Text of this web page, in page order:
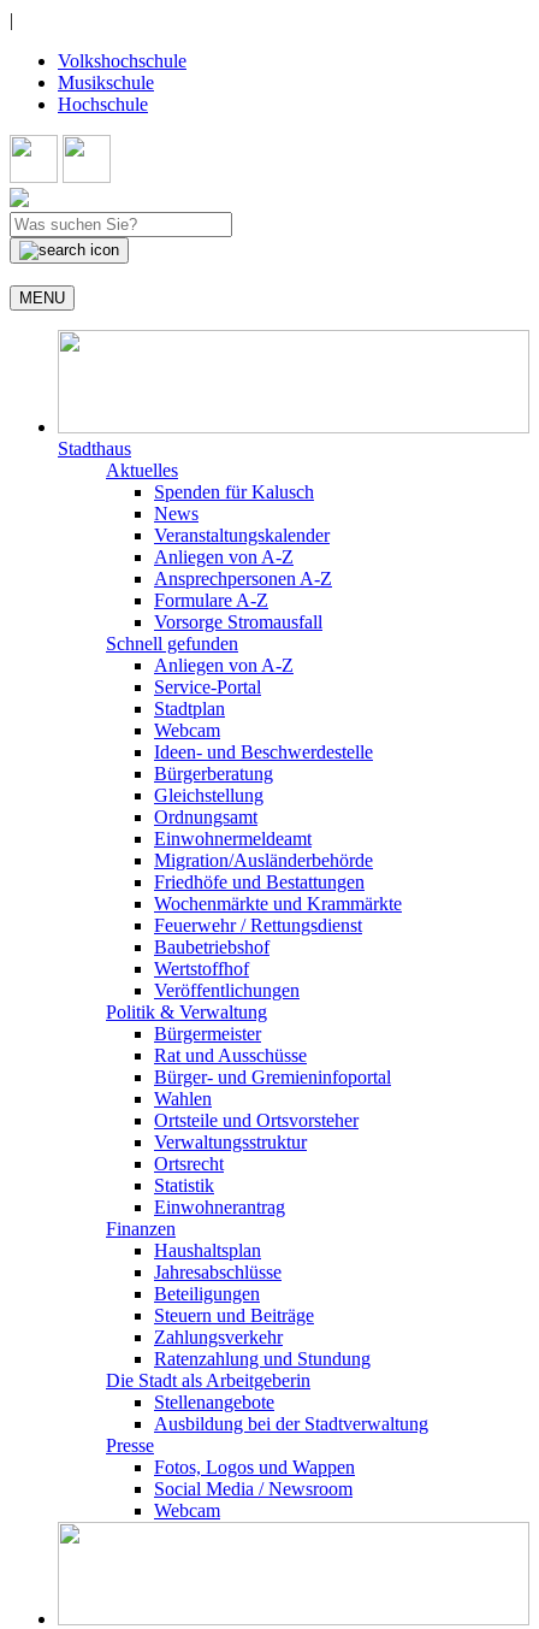
|
Volkshochschule
Musikschule
Hochschule
MENU
Stadthaus
Aktuelles
Spenden für Kalusch
News
Veranstaltungskalender
Anliegen von A-Z
Ansprechpersonen A-Z
Formulare A-Z
Vorsorge Stromausfall
Schnell gefunden
Anliegen von A-Z
Service-Portal
Stadtplan
Webcam
Ideen- und Beschwerdestelle
Bürgerberatung
Gleichstellung
Ordnungsamt
Einwohnermeldeamt
Migration/Ausländerbehörde
Friedhöfe und Bestattungen
Wochenmärkte und Krammärkte
Feuerwehr / Rettungsdienst
Baubetriebshof
Wertstoffhof
Veröffentlichungen
Politik & Verwaltung
Bürgermeister
Rat und Ausschüsse
Bürger- und Gremieninfoportal
Wahlen
Ortsteile und Ortsvorsteher
Verwaltungsstruktur
Ortsrecht
Statistik
Einwohnerantrag
Finanzen
Haushaltsplan
Jahresabschlüsse
Beteiligungen
Steuern und Beiträge
Zahlungsverkehr
Ratenzahlung und Stundung
Die Stadt als Arbeitgeberin
Stellenangebote
Ausbildung bei der Stadtverwaltung
Presse
Fotos, Logos und Wappen
Social Media / Newsroom
Webcam